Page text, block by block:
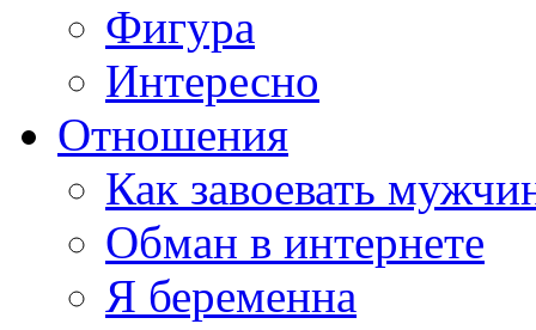
Фигура
Интересно
Отношения
Как завоевать
Обман в интернете
Я беременна